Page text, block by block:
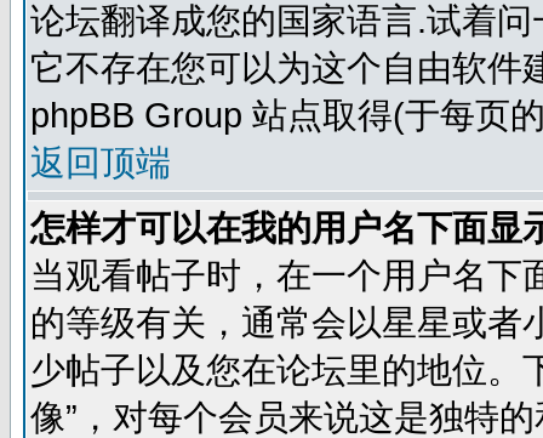
论坛翻译成您的国家语言.试着
它不存在您可以为这个自由软件
phpBB Group 站点取得(于每页
返回顶端
怎样才可以在我的用户名下面显
当观看帖子时，在一个用户名下
的等级有关，通常会以星星或者
少帖子以及您在论坛里的地位。
像”，对每个会员来说这是独特